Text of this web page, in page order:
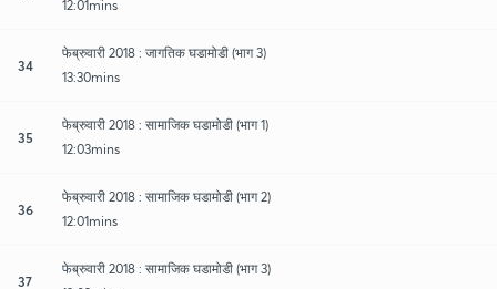
12:01mins
34
फेब्रुवारी 2018 : जागतिक घडामोडी (भाग 3)
13:30mins
35
फेब्रुवारी 2018 : सामाजिक घडामोडी (भाग 1)
12:03mins
36
फेब्रुवारी 2018 : सामाजिक घडामोडी (भाग 2)
12:01mins
37
फेब्रुवारी 2018 : सामाजिक घडामोडी (भाग 3)